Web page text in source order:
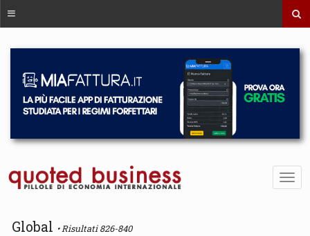
Global Risultati 826-840